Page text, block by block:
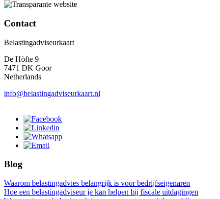
Contact
Belastingadviseurkaart
De Höfte 9
7471 DK Goor
Netherlands
info@belastingadviseurkaart.nl
Blog
Waarom belastingadvies belangrijk is voor bedrijfseigenaren
Hoe een belastingadviseur je kan helpen bij fiscale uitdagingen